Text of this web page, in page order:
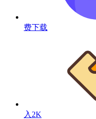
费下载
入2K